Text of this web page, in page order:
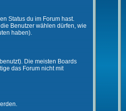
Status du im Forum hast.
Benutzer wählen dürfen, wie
haben).
Die meisten Boards
das Forum nicht mit